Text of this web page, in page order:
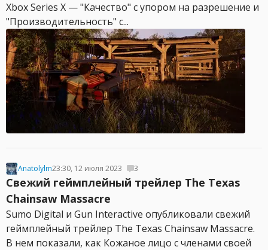
Xbox Series X — "Качество" с упором на разрешение и
"Производительность" с...
Anatolylm23:30, 12 июля 2023 3
Свежий геймплейный трейлер The Texas
Chainsaw Massacre
Sumo Digital и Gun Interactive опубликовали свежий
геймплейный трейлер The Texas Chainsaw Massacre.
В нем показали, как Кожаное лицо с членами своей